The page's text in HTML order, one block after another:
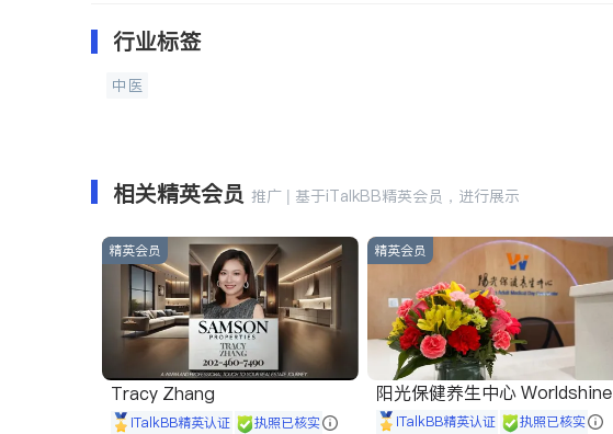
行业标签
中医
相关精英会员 推广 | 基于iTalkBB精英会员，进行展示
精英会员
Tracy Zhang
iTalkBB精英认证 执照已核实
精英会员
阳光保健养生中心 Worldshine
iTalkBB精英认证 执照已核实